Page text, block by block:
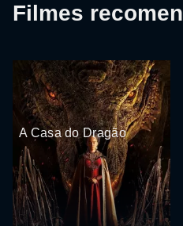
Filmes
A Casa do Dragão